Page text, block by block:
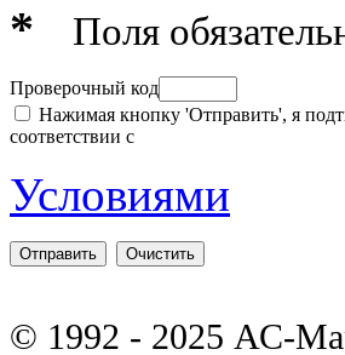
* Поля
Проверочный код
Нажимая кнопку 'Отправить', я
соответствии с
Условиями
© 1992 - 2025 АС-